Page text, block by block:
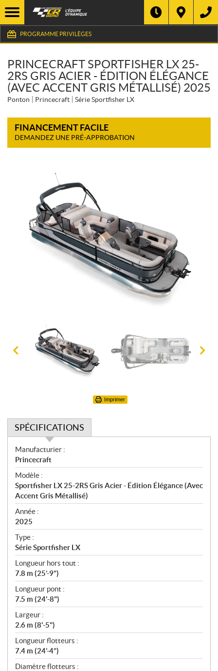
PROGRAMME PRIVILÈGES
PRINCECRAFT SPORTFISHER LX 25-
2RS GRIS ACIER - ÉDITION ÉLÉGANCE
(AVEC ACCENT GRIS MÉTALLISÉ) 2025
Ponton Princecraft Série Sportfisher LX
FINANCEMENT FACILE
DEMANDEZ UNE PRÉ-APPROBATION
Imprimer
SPÉCIFICATIONS
S
p
é
c
i
f
i
c
a
t
i
o
n
s
Manufacturier :
Princecraft
Modèle :
Sportfisher LX 25-2RS Gris Acier - Édition Élégance (Avec
Accent Gris Métallisé)
Année :
2025
Type :
Série Sportfisher LX
Longueur hors tout :
7.8 m (25’-9”)
Longueur pont :
7.5 m (24'-8")
Largeur :
2.6 m (8'-5")
Longueur flotteurs :
7.4 m (24’-4”)
Diamètre flotteurs :